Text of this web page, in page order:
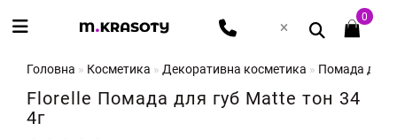
0
Головна Косметика Декоративна косметика Помада для
Florelle Помада для губ Matte тон 34
4г